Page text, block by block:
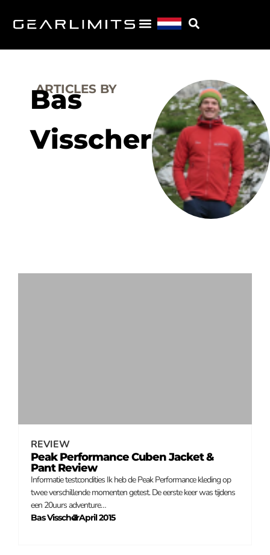
ARTICLES BY
Bas
Visscher
REVIEW
Peak Performance Cuben Jacket &
Pant Review
Informatie testcondities Ik heb de Peak Performance kleding op
twee verschillende momenten getest. De eerste keer was tijdens
een 20uurs adventure…
Bas Visscher
–
3 April 2015